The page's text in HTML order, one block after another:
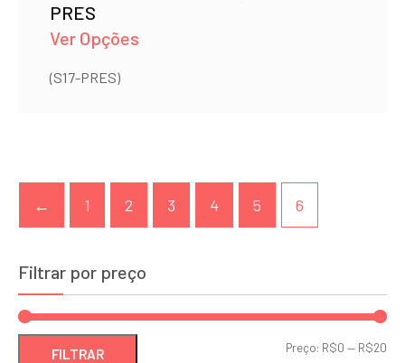
PRES
Ver Opções
(S17-PRES)
← 1 2 3 4 5 6
Filtrar por preço
FILTRAR Preço: R$0 — R$20